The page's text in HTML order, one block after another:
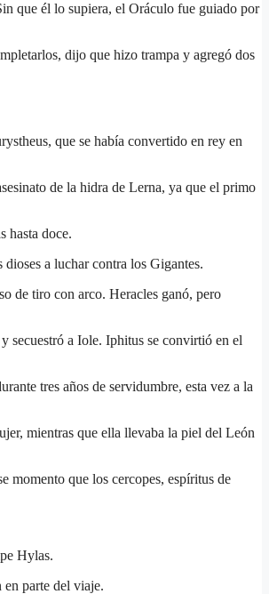
que él lo supiera, el Oráculo fue guiado por
dijo que hizo trampa y agregó dos
que se había convertido en rey en
de la hidra de Lerna, ya que el primo
hasta doce.
a luchar contra los Gigantes.
de tiro con arco. Heracles ganó, pero
secuestró a Iole. Iphitus se convirtió en el
tres años de servidumbre, esta vez a la
mientras que ella llevaba la piel del León
momento que los cercopes, espíritus de
Hylas.
parte del viaje.